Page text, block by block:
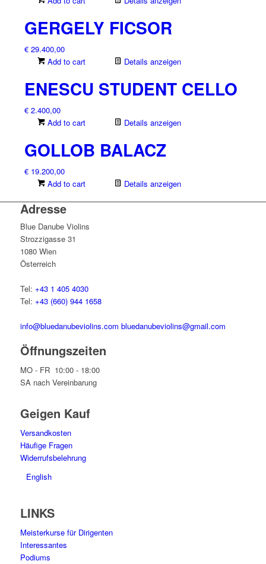
GERGELY FICSOR
€29.400,00
Add to cart
Details anzeigen
ENESCU STUDENT CELLO
€2.400,00
Add to cart
Details anzeigen
GOLLOB BALACZ
€19.200,00
Add to cart
Details anzeigen
Adresse
Blue Danube Violins
Strozzigasse 31
1080 Wien
Österreich
Tel: +43 1 405 4030
Tel: +43 (660) 944 1658
info@bluedanubeviolins.com bluedanubeviolins@gmail.com
Öffnungszeiten
MO - FR 10:00 - 18:00
SA nach Vereinbarung
Geigen Kauf
Versandkosten
Häufige Fragen
Widerrufsbelehrung
English
LINKS
Meisterkurse für Dirigenten
Interessantes
Podiums